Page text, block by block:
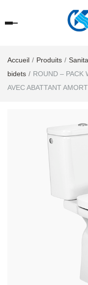
Accueil Produits
bidets
ROUND – PACK
AVEC ABATTANT